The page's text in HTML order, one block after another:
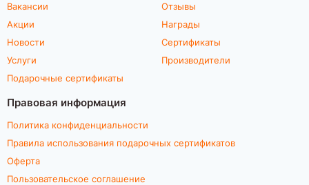
Вакансии
Акции
Новости
Услуги
Подарочные сертификаты
Отзывы
Награды
Сертификаты
Производители
Правовая информация
Политика конфиденциальности
Правила использования подарочных сертификатов
Оферта
Пользовательское соглашение